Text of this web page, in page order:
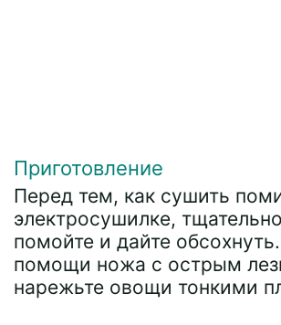
Приготовление
Перед тем, как сушить
электросушилке,
помойте и дайте
помощи ножа с острым
нарежьте овощи тонкими